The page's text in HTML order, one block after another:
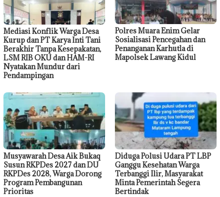
Mediasi Konflik Warga Desa
Kurup dan PT Karya Inti Tani
Berakhir Tanpa Kesepakatan,
LSM RIB OKU dan HAM-RI
Nyatakan Mundur dari
Pendampingan
Polres Muara Enim Gelar
Sosialisasi Pencegahan dan
Penanganan Karhutla di
Mapolsek Lawang Kidul
Musyawarah Desa Aik Bukaq
Susun RKPDes 2027 dan DU
RKPDes 2028, Warga Dorong
Program Pembangunan
Prioritas
Diduga Polusi Udara PT LBP
Ganggu Kesehatan Warga
Terbanggi Ilir, Masyarakat
Minta Pemerintah Segera
Bertindak